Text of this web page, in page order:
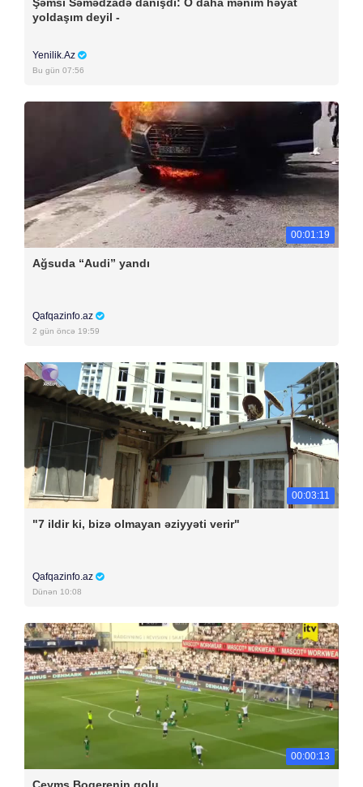
yoldaşım deyil -
Yenilik.Az
Bu gün 07:56
00:01:19
Ağsuda “Audi” yandı
Qafqazinfo.az
2 gün öncə 19:59
00:03:11
"7 ildir ki, bizə olmayan əziyyəti verir"
Qafqazinfo.az
Dünən 10:08
00:00:13